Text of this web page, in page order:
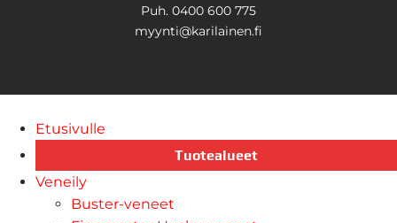
Puh. 0400 600 775
myynti@karilainen.fi
Etusivulle
Tuotealueet
Veneily
Buster-veneet